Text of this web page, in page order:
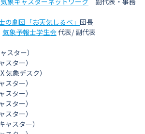
の劇団「お天気しるべ」 団長
気象予報士学生会代表/ 副代表
スター）
スター）
気象デスク）
スター）
スター）
スター）
スター）
ャスター）